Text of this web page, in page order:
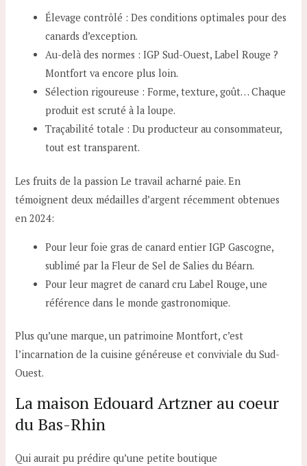
Élevage contrôlé : Des conditions optimales pour des
canards d’exception.
Au-delà des normes : IGP Sud-Ouest, Label Rouge ?
Montfort va encore plus loin.
Sélection rigoureuse : Forme, texture, goût… Chaque
produit est scruté à la loupe.
Traçabilité totale : Du producteur au consommateur,
tout est transparent.
Les fruits de la passion Le travail acharné paie. En
témoignent deux médailles d’argent récemment obtenues
en 2024:
Pour leur foie gras de canard entier IGP Gascogne,
sublimé par la Fleur de Sel de Salies du Béarn.
Pour leur magret de canard cru Label Rouge, une
référence dans le monde gastronomique.
Plus qu’une marque, un patrimoine Montfort, c’est
l’incarnation de la cuisine généreuse et conviviale du Sud-
Ouest.
La maison Edouard Artzner au coeur
du Bas-Rhin
Qui aurait pu prédire qu’une petite boutique